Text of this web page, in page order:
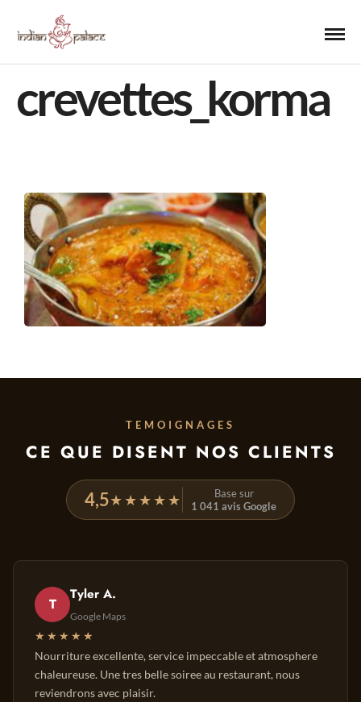
crevettes_korma
TEMOIGNAGES
CE QUE DISENT NOS CLIENTS
4,5★★★★★
Base sur
1 041 avis Google
T
Tyler A.
Google Maps
★★★★★
Nourriture excellente, service impeccable et atmosphere
chaleureuse. Une tres belle soiree au restaurant, nous
reviendrons avec plaisir.